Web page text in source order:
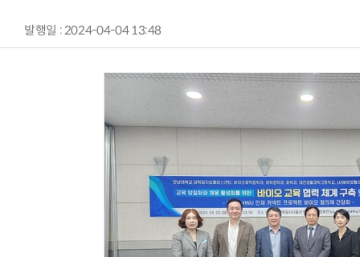
발행일 : 2024-04-04 13:48